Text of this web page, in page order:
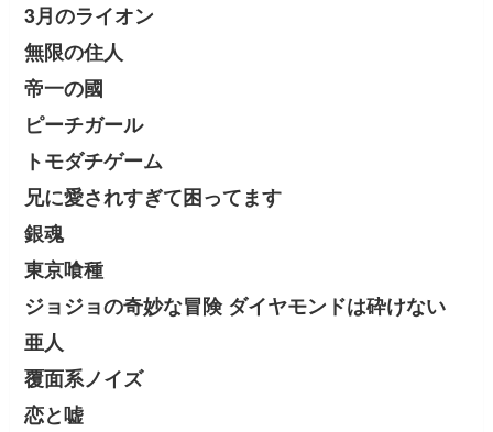
3月のライオン
無限の住人
帝一の國
ピーチガール
トモダチゲーム
兄に愛されすぎて困ってます
銀魂
東京喰種
ジョジョの奇妙な冒険 ダイヤモンドは砕けない
亜人
覆面系ノイズ
恋と嘘